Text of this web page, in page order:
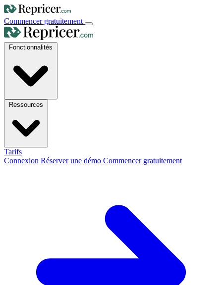
Commencer gratuitement
Tarifs
Connexion Réserver une démo Commencer gratuitement